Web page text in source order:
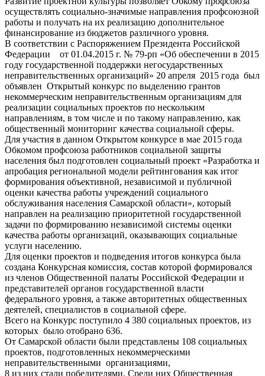
осуществлять социально-значимые направления профсоюзной
работы и получать на их реализацию дополнительное
финансирование из бюджетов различного уровня.
В соответствии с Распоряжением Президента Российской
Федерации от 01.04.2015 г. № 79-рп «Об обеспечении в 2015
году государственной поддержки негосударственных
неправительственных организаций» 20 апреля 2015 года был
объявлен Открытый конкурс по выделению грантов
некоммерческим неправительственным организациям для
реализации социальных проектов по нескольким
направлениям, в том числе и по такому направлению, как
общественный мониторинг качества социальной сферы.
Для участия в данном Открытом конкурсе в мае 2015 года
Обкомом профсоюза работников социальной защиты
населения был подготовлен социальный проект «Разработка и
апробация региональной модели рейтингования как итог
формирования объективной, независимой и публичной
оценки качества работы учреждений социального
обслуживания населения Самарской области», который
направлен на реализацию приоритетной государственной
задачи по формированию независимой системы оценки
качества работы организаций, оказывающих социальные
услуги населению.
Для оценки проектов и подведения итогов конкурса была
создана Конкурсная комиссия, состав которой формировался
из членов Общественной палаты Российской Федерации и
представителей органов государственной власти
федерального уровня, а также авторитетных общественных
деятелей, специалистов в социальной сфере.
Всего на Конкурс поступило 4 380 социальных проектов, из
которых было отобрано 636.
От Самарской области были представлены 108 социальных
проектов, подготовленных некоммерческими
неправительственными организациями,
8 из них стали победителями. Среди них Общественная